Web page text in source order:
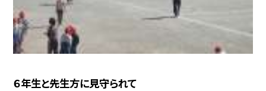
６年生と先生方に見守られて